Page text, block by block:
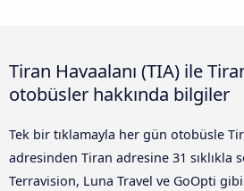
Tiran Havaalanı (TIA) ile
otobüsler hakkında bilgiler
Tek bir tıklamayla her gün otobüsle
adresinden Tiran adresine 31 sıklıkla
Terravision, Luna Travel ve GoOpti gibi